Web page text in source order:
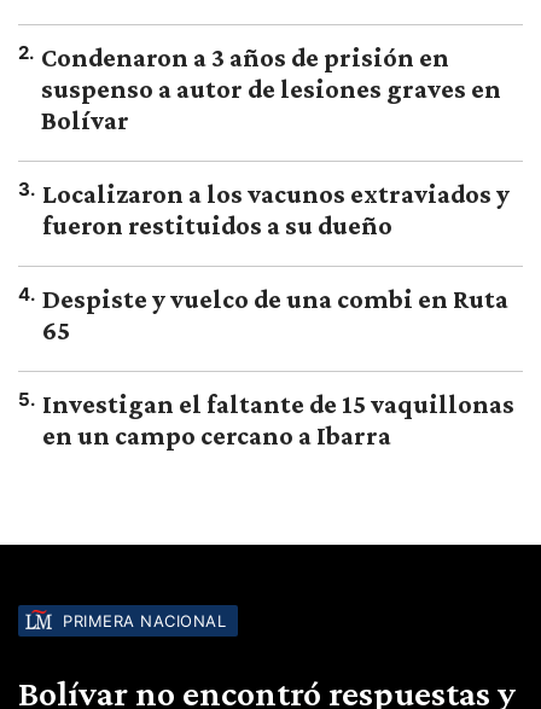
2. Condenaron a 3 años de prisión en
suspenso a autor de lesiones graves en
Bolívar
3. Localizaron a los vacunos extraviados y
fueron restituidos a su dueño
4. Despiste y vuelco de una combi en Ruta
65
5. Investigan el faltante de 15 vaquillonas
en un campo cercano a Ibarra
PRIMERA NACIONAL
Bolívar no encontró respuestas y